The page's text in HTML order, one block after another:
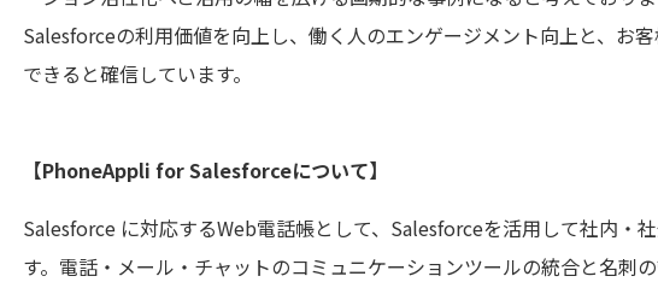
Salesforceの利用価値を向上し、働く人のエンゲージメント向上と、お
できると確信しています。
【PhoneAppli for Salesforceについて】
Salesforce に対応するWeb電話帳として、Salesforceを活用して社内・
す。電話・メール・チャットのコミュニケーションツールの統合と名刺